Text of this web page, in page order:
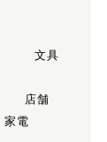
文具
店舗
家電